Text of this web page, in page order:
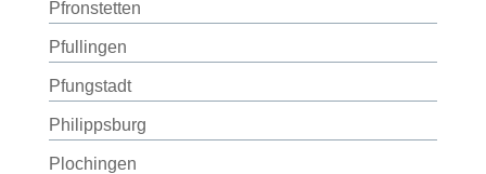
Pfronstetten
Pfullingen
Pfungstadt
Philippsburg
Plochingen